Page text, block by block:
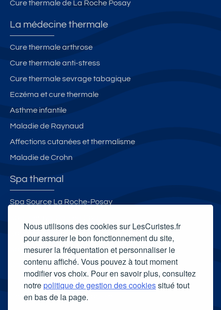
Nous utilisons des cookies sur LesCuristes.fr
pour assurer le bon fonctionnement du site,
mesurer la fréquentation et personnaliser le
contenu affiché. Vous pouvez à tout moment
modifier vos choix. Pour en savoir plus, consultez
notrepolitique de gestion des cookiessitué tout
en bas de la page.
Cure thermale de La Roche Posay
La médecine thermale
Cure thermale arthrose
Cure thermale anti-stress
Cure thermale sevrage tabagique
Eczéma et cure thermale
Asthme infantile
Maladie de Raynaud
Affections cutanées et thermalisme
Maladie de Crohn
Spa thermal
Spa Source La Roche-Posay
Spa Thermal de Lectoure
Carte cadeau spa Vichy
Carte cadeau spa Bagnoles-de-l'Orne
Carte cadeau spa Saubusse